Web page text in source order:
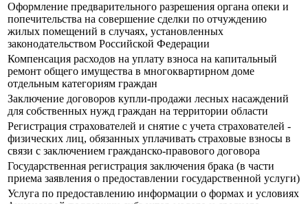
Оформление предварительного разрешения органа опеки и
попечительства на совершение сделки по отчуждению
жилых помещений в случаях, установленных
законодательством Российской Федерации
Компенсация расходов на уплату взноса на капитальный
ремонт общего имущества в многоквартирном доме
отдельным категориям граждан
Заключение договоров купли-продажи лесных насаждений
для собственных нужд граждан на территории области
Регистрация страхователей и снятие с учета страхователей -
физических лиц, обязанных уплачивать страховые взносы в
связи с заключением гражданско-правового договора
Государственная регистрация заключения брака (в части
приема заявления о предоставлении государственной услуги)
Услуга по предоставлению информации о формах и условиях